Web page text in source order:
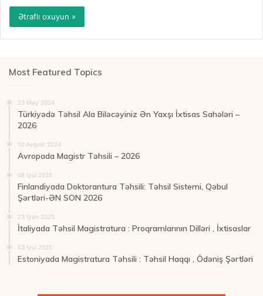
Ətraflı oxuyun »
Most Featured Topics
23 May 2024
Türkiyədə Təhsil Ala Biləcəyiniz Ən Yaxşı İxtisas Sahələri –
2026
10 Avqust 2024
Avropada Magistr Təhsili – 2026
08 İyul 2025
Finlandiyada Doktorantura Təhsili: Təhsil Sistemi, Qəbul
Şərtləri-ƏN SON 2026
23 İyun 2025
İtaliyada Təhsil Magistratura : Proqramlarının Dilləri , İxtisaslar
03 İyul 2025
Estoniyada Magistratura Təhsili : Təhsil Haqqı , Ödəniş Şərtləri